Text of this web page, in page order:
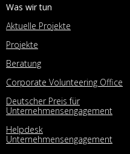
Was wir tun
Aktuelle Projekte
Projekte
Beratung
Corporate Volunteering Office
Deutscher Preis für
Unternehmensengagement
Helpdesk
Unternehmensengagement